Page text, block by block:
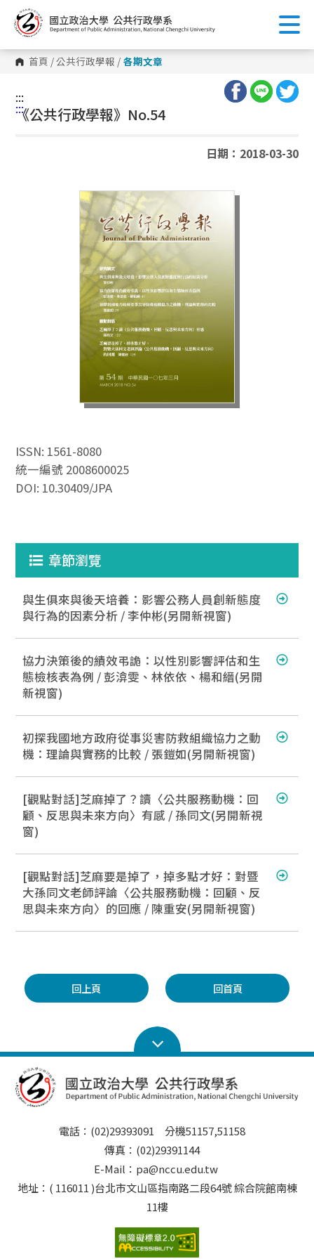
到
主
內
容 首頁 /公共行政學報 / 各期文章
:::
:::
《公共行政學報》No.54
日期：2018-03-30
ISSN: 1561-8080
統一編號 2008600025
DOI: 10.30409/JPA
章節瀏覽
與生俱來與後天培養：影響公務人員創新態度
與行為的因素分析 / 李仲彬(另開新視窗)
協力決策後的績效弔詭：以性別影響評估和生
態檢核表為例 / 彭渰雯、林依依、楊和縉(另開
新視窗)
初探我國地方政府從事災害防救組織協力之動
機：理論與實務的比較 / 張鎧如(另開新視窗)
[觀點對話]芝麻掉了？讀〈公共服務動機：回
顧、反思與未來方向〉有感 / 孫同文(另開新視
窗)
[觀點對話]芝麻要是掉了，掉多點才好：對暨
大孫同文老師評論〈公共服務動機：回顧、反
思與未來方向〉的回應 / 陳重安(另開新視窗)
回上頁 回首頁
電話：(02)29393091 分機51157,51158
傳真：(02)29391144
E-Mail：pa@nccu.edu.tw
地址：( 116011 )台北市文山區指南路二段64號 綜合院館南棟
11樓